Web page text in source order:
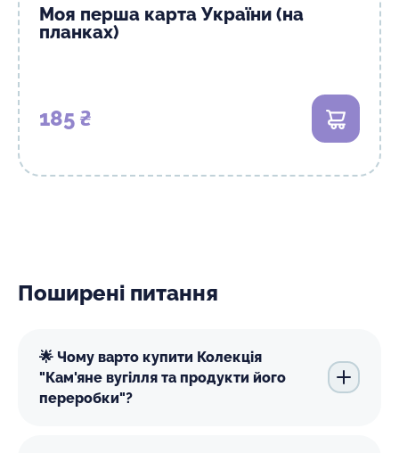
Моя перша карта України (на
планках)
185 ₴ В кошик
Поширені питання
🌟 Чому варто купити Колекція
"Кам'яне вугілля та продукти його
переробки"?